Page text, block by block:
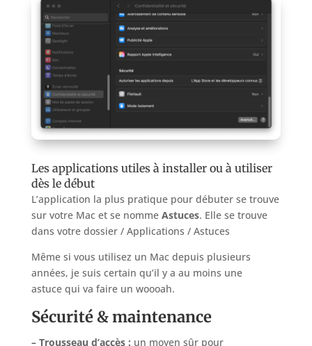
Les applications utiles à installer ou à utiliser
dès le début
L’application la plus pratique pour débuter se trouve
sur votre Mac et se nomme Astuces. Elle se trouve
dans votre dossier / Applications / Astuces
Même si vous utilisez un Mac depuis plusieurs
années, je suis certain qu’il y a au moins une
astuce qui va faire un woooah.
Sécurité & maintenance
– Trousseau d’accès : un moyen sûr pour